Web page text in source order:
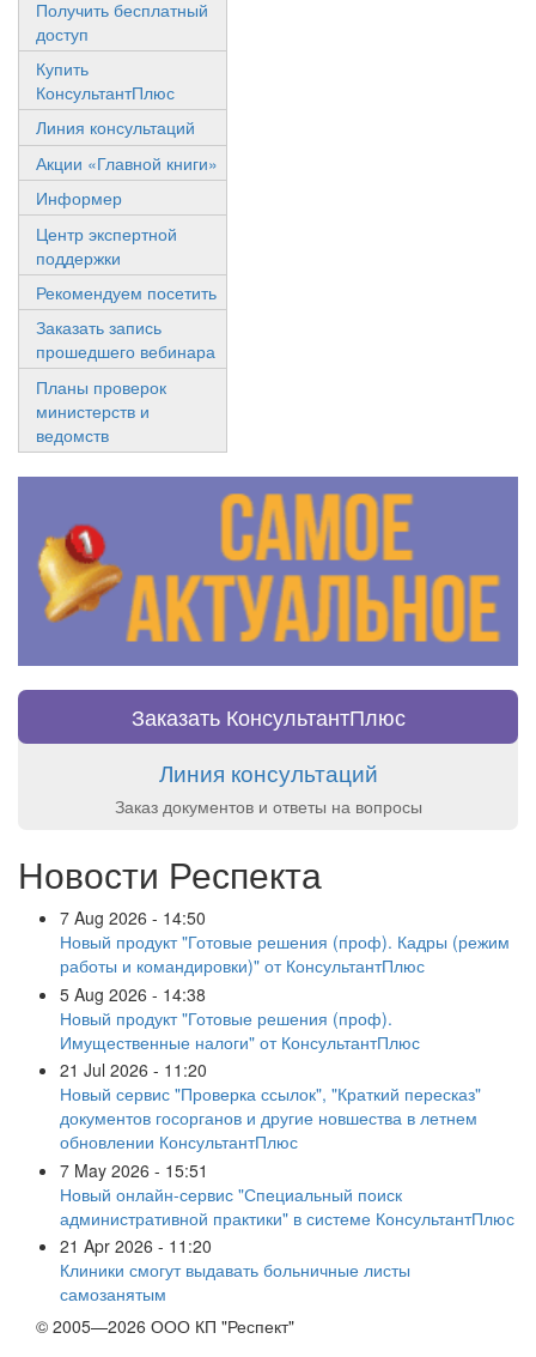
Получить бесплатный
доступ
Купить
КонсультантПлюс
Линия консультаций
Акции «Главной книги»
Информер
Центр экспертной
поддержки
Рекомендуем посетить
Заказать запись
прошедшего вебинара
Планы проверок
министерств и
ведомств
Заказать КонсультантПлюс
Линия консультаций
Заказ документов и ответы на вопросы
Новости Респекта
7 Aug 2026 - 14:50
Новый продукт "Готовые решения (проф). Кадры (режим
работы и командировки)" от КонсультантПлюс
5 Aug 2026 - 14:38
Новый продукт "Готовые решения (проф).
Имущественные налоги" от КонсультантПлюс
21 Jul 2026 - 11:20
Новый сервис "Проверка ссылок", "Краткий пересказ"
документов госорганов и другие новшества в летнем
обновлении КонсультантПлюс
7 May 2026 - 15:51
Новый онлайн-сервис "Специальный поиск
административной практики" в системе КонсультантПлюс
21 Apr 2026 - 11:20
Клиники смогут выдавать больничные листы
самозанятым
© 2005—2026 ООО КП "Респект"